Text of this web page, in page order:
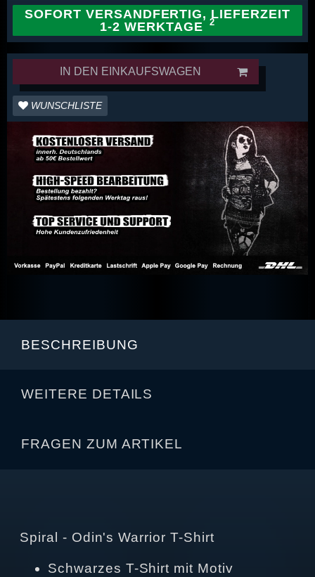
SOFORT VERSANDFERTIG, LIEFERZEIT
1-2 WERKTAGE
IN DEN EINKAUFSWAGEN
WUNSCHLISTE
BESCHREIBUNG
WEITERE DETAILS
FRAGEN ZUM ARTIKEL
Spiral - Odin's Warrior T-Shirt
Schwarzes T-Shirt mit Motiv